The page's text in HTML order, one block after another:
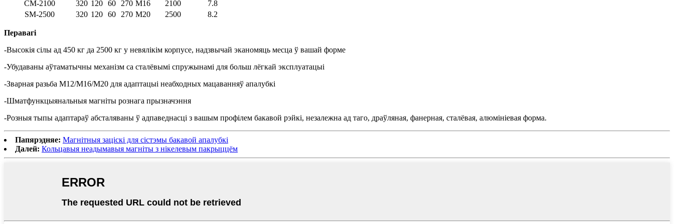
СМ-2100 320 120 60 270 М16 2100
7.8
SM-2500
320 120 60 270 М20 2500 8.2
Перавагі
-Высокія сілы ад 450 кг да 2500 кг у невялікім корпусе, надзвычай эканомяць месца ў вашай форме
-Убудаваны аўтаматычны механізм са сталёвымі спружынамі для больш лёгкай эксплуатацыі
-Зварная разьба M12/M16/M20 для адаптацыі неабходных мацаванняў апалубкі
-Шматфункцыянальныя магніты рознага прызначэння
-Розныя тыпы адаптараў абсталяваны ў адпаведнасці з вашым профілем бакавой рэйкі, незалежна ад таго, драўляная, фанерная, сталёвая, алюмініевая форма.
Папярэдняе: Магнітныя заціскі для сістэмы бакавой апалубкі
Далей: Кольцавыя неадымавыя магніты з нікелевым пакрыццём